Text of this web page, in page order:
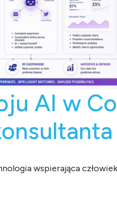
AI w
wspierająca